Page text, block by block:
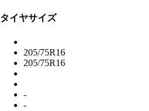
タイヤサイズ
205/75R16
205/75R16
-
-